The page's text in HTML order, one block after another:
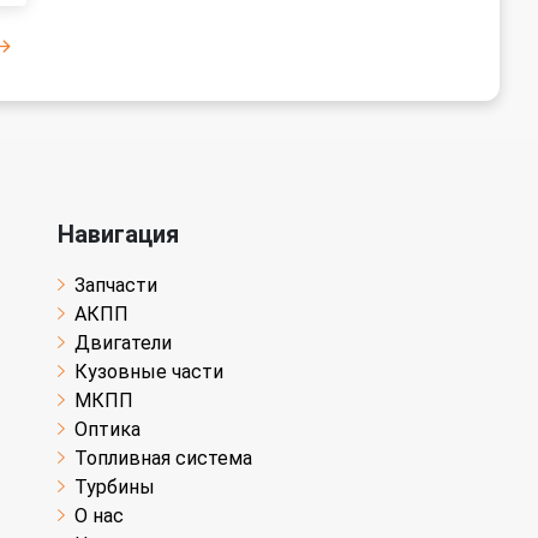
Навигация
Запчасти
АКПП
Двигатели
Кузовные части
МКПП
Оптика
Топливная система
Турбины
О нас